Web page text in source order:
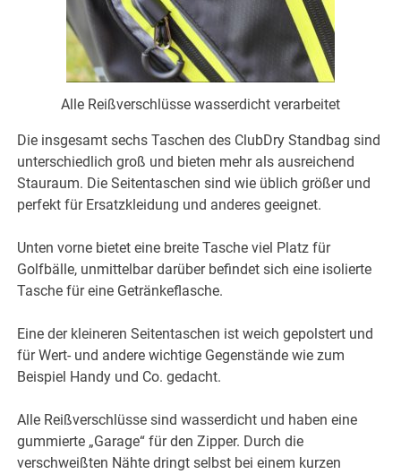
Alle Reißverschlüsse wasserdicht verarbeitet
Die insgesamt sechs Taschen des ClubDry Standbag sind
unterschiedlich groß und bieten mehr als ausreichend
Stauraum. Die Seitentaschen sind wie üblich größer und
perfekt für Ersatzkleidung und anderes geeignet.
Unten vorne bietet eine breite Tasche viel Platz für
Golfbälle, unmittelbar darüber befindet sich eine isolierte
Tasche für eine Getränkeflasche.
Eine der kleineren Seitentaschen ist weich gepolstert und
für Wert- und andere wichtige Gegenstände wie zum
Beispiel Handy und Co. gedacht.
Alle Reißverschlüsse sind wasserdicht und haben eine
gummierte „Garage“ für den Zipper. Durch die
verschweißten Nähte dringt selbst bei einem kurzen